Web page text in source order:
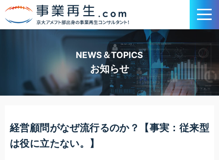
NEWS＆TOPICS
お知らせ
経営顧問がなぜ流行るのか？【事実：従来型
は役に立たない。】